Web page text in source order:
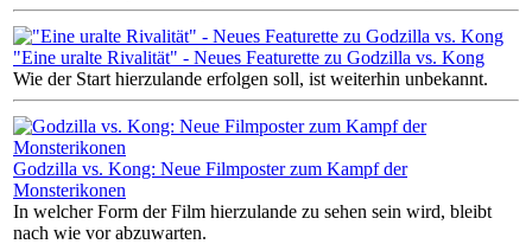
"Eine uralte Rivalität" - Neues Featurette zu Godzilla vs. Kong
Wie der Start hierzulande erfolgen soll, ist weiterhin unbekannt.
Godzilla vs. Kong: Neue Filmposter zum Kampf der
Monsterikonen
In welcher Form der Film hierzulande zu sehen sein wird, bleibt
nach wie vor abzuwarten.